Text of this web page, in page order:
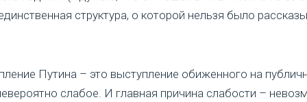
структура, о которой нельзя было
Путина – это выступление обиженного на
слабое. И главная причина слабости –